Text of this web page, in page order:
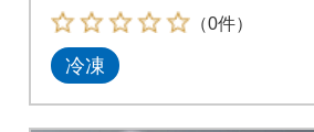
食感と上品な甘みが広がりま
す。脂のコクがありながらも
後味はくどさがなく、馬肉な
にお楽しみいただけます。特
（0件）
冷凍